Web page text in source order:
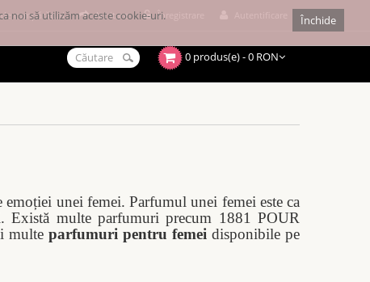
Înregistrare
cumpărături Achitare
0 produs(e) - 0 RON
unei femei. Parfumul unei femei este ca
Există multe parfumuri precum 1881 POUR
multeparfumuri pentru femei disponibile pe
Închide
noi să utilizăm aceste cookie-uri.